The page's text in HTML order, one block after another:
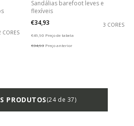
CORES
Sandálias barefoot leves e
flexíveis
€34,93
3 CORES
€49,90 Preço de tabela
€34,93 Preço anterior
PRODUTOS(24 de 37)